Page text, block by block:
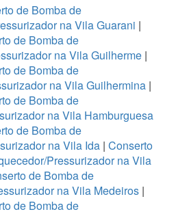
de Bomba de
na Vila Guarani |
de Bomba de
na Vila Guilherme|
de Bomba de
na Vila Guilhermina |
de Bomba de
na Vila Hamburguesa
de Bomba de
na Vila Ida | Conserto
Pressurizador na Vila
de Bomba de
na Vila Medeiros|
de Bomba de